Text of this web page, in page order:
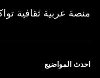
منصة عربية ثقافية
احدث المواضيع